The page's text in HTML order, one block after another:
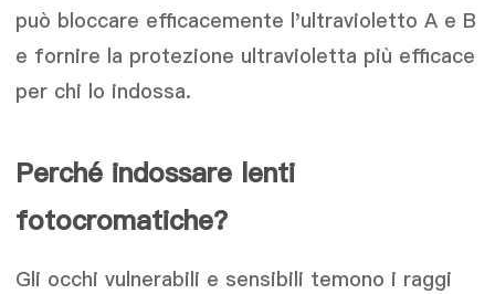
può bloccare efficacemente l'ultravioletto A e B
e fornire la protezione ultravioletta più efficace
per chi lo indossa.
Perché indossare lenti
fotocromatiche?
Gli occhi vulnerabili e sensibili temono i raggi